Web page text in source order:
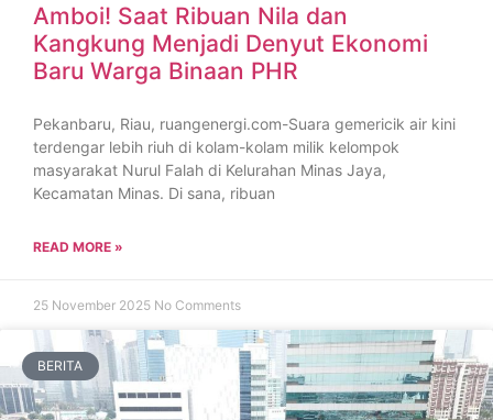
Amboi! Saat Ribuan Nila dan
Kangkung Menjadi Denyut Ekonomi
Baru Warga Binaan PHR
Pekanbaru, Riau, ruangenergi.com-Suara gemericik air kini
terdengar lebih riuh di kolam-kolam milik kelompok
masyarakat Nurul Falah di Kelurahan Minas Jaya,
Kecamatan Minas. Di sana, ribuan
READ MORE »
25 November 2025 No Comments
BERITA